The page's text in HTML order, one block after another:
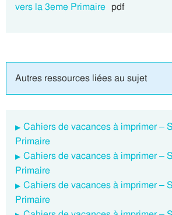
vers la 3eme Primaire pdf
Autres ressources liées au sujet
Cahiers de vacances à imprimer –
Primaire
Cahiers de vacances à imprimer –
Primaire
Cahiers de vacances à imprimer –
Primaire